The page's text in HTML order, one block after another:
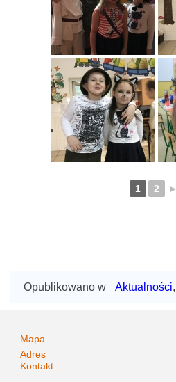
1 2 ►
Opublikowano w Aktualności,
Mapa
Adres
Kontakt